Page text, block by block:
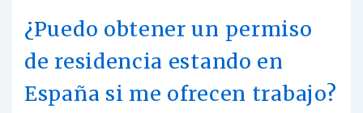
¿Puedo obtener un permiso
de residencia estando en
España si me ofrecen trabajo?